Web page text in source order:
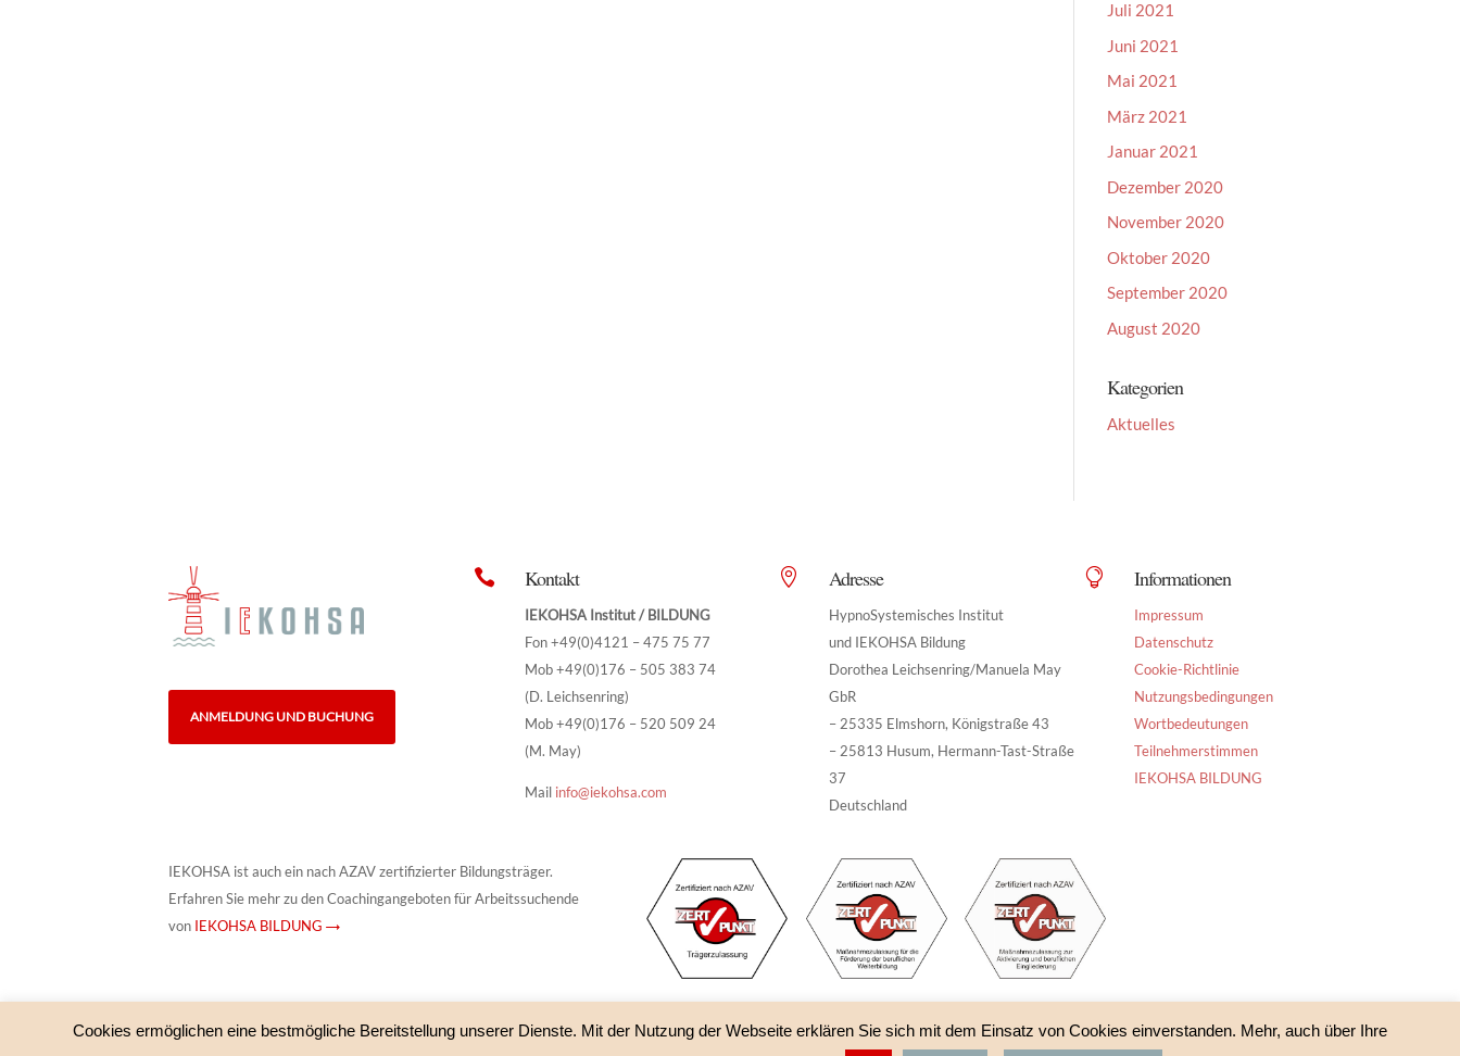
Juli 2021
Juni 2021
Mai 2021
März 2021
Januar 2021
Dezember 2020
November 2020
Oktober 2020
September 2020
August 2020
Kategorien
Aktuelles
ANMELDUNG UND BUCHUNG
 Kontakt
IEKOHSA Institut / BILDUNG
Fon +49(0)4121 – 475 75 77
Mob +49(0)176 – 505 383 74
(D. Leichsenring)
Mob +49(0)176 – 520 509 24
(M. May)
Mail info@iekohsa.com
 Adresse
HypnoSystemisches Institut
und IEKOHSA Bildung
Dorothea Leichsenring/Manuela May
GbR
– 25335 Elmshorn, Königstraße 43
– 25813 Husum, Hermann-Tast-Straße
37
Deutschland
 Informationen
Impressum
Datenschutz
Cookie-Richtlinie
Nutzungsbedingungen
Wortbedeutungen
Teilnehmerstimmen
IEKOHSA BILDUNG
IEKOHSA ist auch ein nach AZAV zertifizierter Bildungsträger.
Erfahren Sie mehr zu den Coachingangeboten für Arbeitssuchende
von IEKOHSA BILDUNG →
Cookies ermöglichen eine bestmögliche Bereitstellung unserer Dienste. Mit der Nutzung der Webseite erklären Sie sich mit dem Einsatz von Cookies einverstanden. Mehr, auch über Ihre